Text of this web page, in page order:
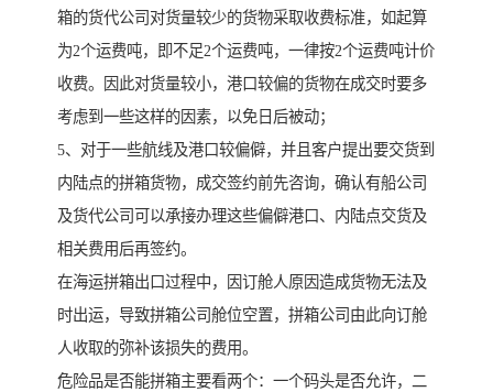
箱的货代公司对货量较少的货物采取收费标准，如起算
为2个运费吨，即不足2个运费吨，一律按2个运费吨计价
收费。因此对货量较小，港口较偏的货物在成交时要多
考虑到一些这样的因素，以免日后被动；
5、对于一些航线及港口较偏僻，并且客户提出要交货到
内陆点的拼箱货物，成交签约前先咨询，确认有船公司
及货代公司可以承接办理这些偏僻港口、内陆点交货及
相关费用后再签约。
在海运拼箱出口过程中，因订舱人原因造成货物无法及
时出运，导致拼箱公司舱位空置，拼箱公司由此向订舱
人收取的弥补该损失的费用。
危险品是否能拼箱主要看两个：一个码头是否允许，二